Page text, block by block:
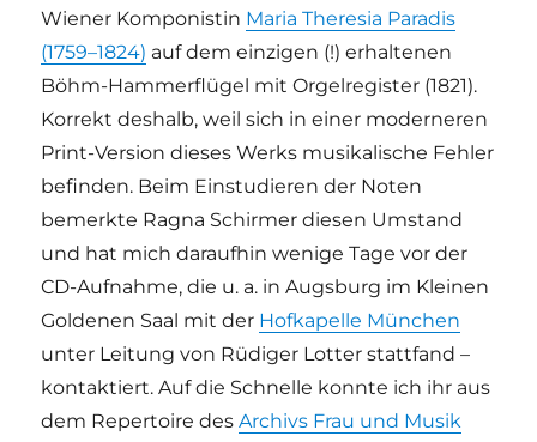
Wiener Komponistin Maria Theresia Paradis
(1759–1824) auf dem einzigen (!) erhaltenen
Böhm-Hammerflügel mit Orgelregister (1821).
Korrekt deshalb, weil sich in einer moderneren
Print-Version dieses Werks musikalische Fehler
befinden. Beim Einstudieren der Noten
bemerkte Ragna Schirmer diesen Umstand
und hat mich daraufhin wenige Tage vor der
CD-Aufnahme, die u. a. in Augsburg im Kleinen
Goldenen Saal mit der Hofkapelle München
unter Leitung von Rüdiger Lotter stattfand –
kontaktiert. Auf die Schnelle konnte ich ihr aus
dem Repertoire desArchivs Frau und Musik